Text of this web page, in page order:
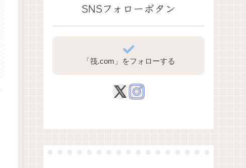
SNSフォローボタン
「筏.com」をフォローする